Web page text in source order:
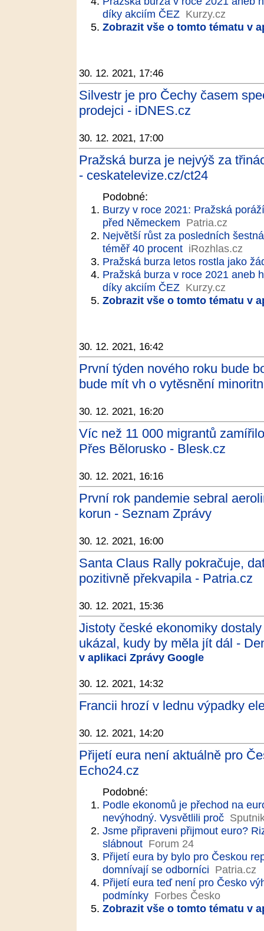
díky akciím ČEZ Kurzy.cz
Zobrazit vše o tomto tématu v
30. 12. 2021, 17:46
Silvestr je pro Čechy časem
prodejci - iDNES.cz
30. 12. 2021, 17:00
Pražská burza je nejvýš za
- ceskatelevize.cz/ct24
Podobné:
Burzy v roce 2021: Pražská
před Německem Patria.cz
Největší růst za posledních
téměř 40 procent iRozhlas.cz
Pražská burza letos rostla jako
Pražská burza v roce 2021 aneb
díky akciím ČEZ Kurzy.cz
Zobrazit vše o tomto tématu v
30. 12. 2021, 16:42
První týden nového roku bude
bude mít vh o vytěsnění
30. 12. 2021, 16:20
Víc než 11 000 migrantů
Přes Bělorusko - Blesk.cz
30. 12. 2021, 16:16
První rok pandemie sebral
korun - Seznam Zprávy
30. 12. 2021, 16:00
Santa Claus Rally pokračuje,
pozitivně překvapila - Patria.cz
30. 12. 2021, 15:36
Jistoty české ekonomiky
ukázal, kudy by měla jít dál -
v aplikaci Zprávy Google
30. 12. 2021, 14:32
Francii hrozí v lednu výpadky
30. 12. 2021, 14:20
Přijetí eura není aktuálně pro
Echo24.cz
Podobné:
Podle ekonomů je přechod na
nevýhodný. Vysvětlili proč
Jsme připraveni přijmout euro?
slábnout Forum 24
Přijetí eura by bylo pro Českou
domnívají se odborníci Patria.cz
Přijetí eura teď není pro Česko
podmínky Forbes Česko
Zobrazit vše o tomto tématu v